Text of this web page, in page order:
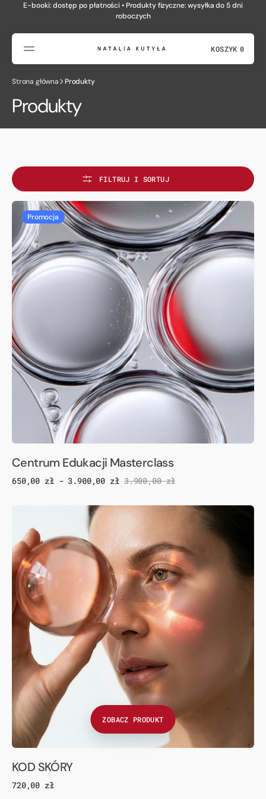
PRZEJDŹE-booki: dostęp po płatności • Produkty fizyczne: wysyłka do 5 dni
roboczych
KOSZYK 0
PRODUKTÓW
Strona główna
Produkty
Kolekcja:
Produkty
FILTRUJ I SORTUJ
Centrum
Edukacji
Masterclass
Promocja
Centrum Edukacji Masterclass
Cena
650,00 zł - 3.900,00 zł
Cena
3.900,00 zł
SKÓRY
ZOBACZ PRODUKT
KOD SKÓRY
Cena
720,00 zł